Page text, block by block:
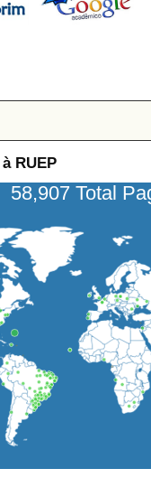
RUEP
58,907 Total